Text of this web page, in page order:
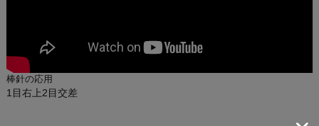
棒針の応用
1目右上2目交差